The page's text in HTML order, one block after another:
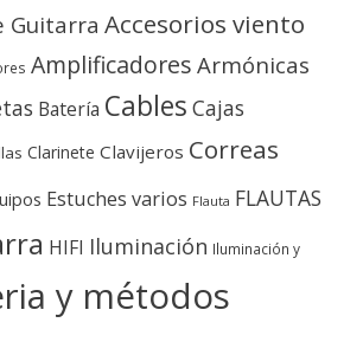
Guitarra Accesorios viento
Amplificadores Armónicas
Batería Cables Cajas
Clarinete Clavijeros Correas
Estuches varios Flauta FLAUTAS
HIFI Iluminación Iluminación y
y métodos